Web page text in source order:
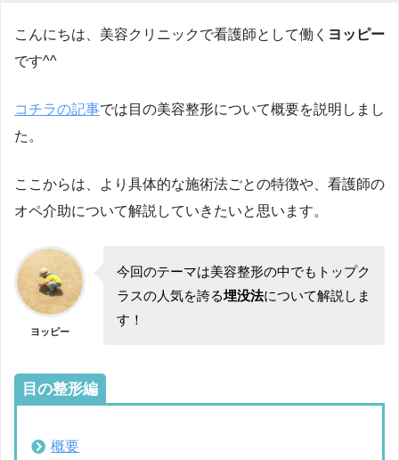
こんにちは、美容クリニックで看護師として働く ヨッピー
です^^
コチラの記事では目の美容整形について概要を説明しまし
た。
ここからは、より具体的な施術法ごとの特徴や、看護師の
オペ介助について解説していきたいと思います。
ヨッピー
今回のテーマは美容整形の中でもトップク
ラスの人気を誇る埋没法について解説しま
す！
目の整形編
概要